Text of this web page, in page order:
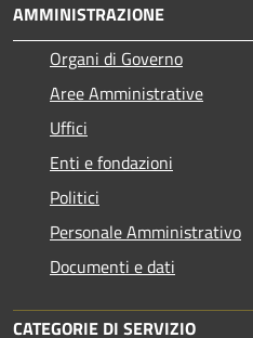
AMMINISTRAZIONE
Organi di Governo
Aree Amministrative
Uffici
Enti e fondazioni
Politici
Personale Amministrativo
Documenti e dati
CATEGORIE DI SERVIZIO